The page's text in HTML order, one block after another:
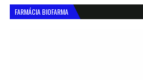
FARMÁCIA BIOFARMA